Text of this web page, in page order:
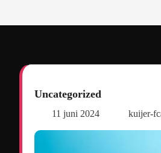
Uncategorized
11 juni 2024 kuijer-